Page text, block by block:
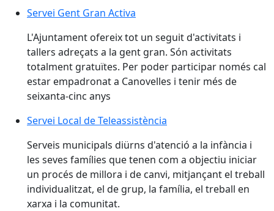
Servei Gent Gran Activa
L'Ajuntament ofereix tot un seguit d'activitats i
tallers adreçats a la gent gran. Són activitats
totalment gratuïtes. Per poder participar només cal
estar empadronat a Canovelles i tenir més de
seixanta-cinc anys
Servei Local de Teleassistència
Serveis municipals diürns d'atenció a la infància i
les seves famílies que tenen com a objectiu iniciar
un procés de millora i de canvi, mitjançant el treball
individualitzat, el de grup, la família, el treball en
xarxa i la comunitat.